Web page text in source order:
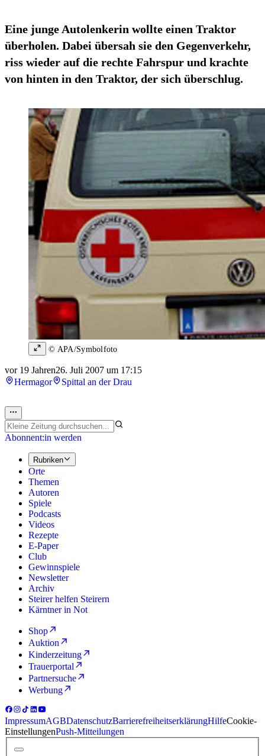
Eine junge Autolenkerin wollte einen Traktor
überholen. Dabei übersah sie den Gegenverkehr,
riss wieder auf die rechte Fahrspur und krachte
von hinten in den Traktor, der sich überschlug.
© APA/Symbolfoto
vor 19 Jahren26. Juli 2007 um 17:15
Hermagor
Spittal an der Drau
Abonnent:in werden
Rubriken
Orte
Themen
Autoren
Spiele
Podcasts
Videos
Rezepte
E-Paper
Club
Gewinnspiele
Newsletter
Archiv
Steirer helfen Steirern
Kärntner in Not
Shop
Auktion
Kinderzeitung
Trauerportal
Partnersuche
Werbung
ImpressumAGBDatenschutzBarrierefreiheitserklärungHilfeCookie-
EinstellungenPush-Mitteilungen